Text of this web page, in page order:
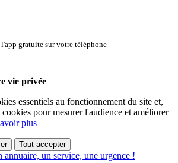
gratuite sur votre téléphone
vie privée
essentiels au fonctionnement du site et,
pour mesurer l'audience et améliorer
plus
Tout accepter